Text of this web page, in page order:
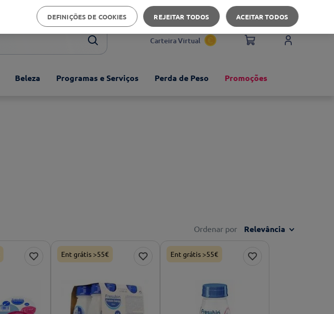
Apoio ao cliente
Carteira Virtual
Beleza Programas e Serviços Perda de Peso Promoções
Ordenar por Relevância
Ent grátis >55€ Ent grátis >55€
DEFINIÇÕES DE COOKIES REJEITAR TODOS ACEITAR TODOS